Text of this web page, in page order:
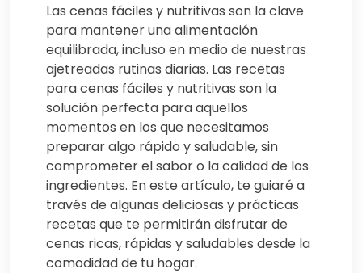
Las cenas fáciles y nutritivas son la clave
para mantener una alimentación
equilibrada, incluso en medio de nuestras
ajetreadas rutinas diarias. Las recetas
para cenas fáciles y nutritivas son la
solución perfecta para aquellos
momentos en los que necesitamos
preparar algo rápido y saludable, sin
comprometer el sabor o la calidad de los
ingredientes. En este artículo, te guiaré a
través de algunas deliciosas y prácticas
recetas que te permitirán disfrutar de
cenas ricas, rápidas y saludables desde la
comodidad de tu hogar.